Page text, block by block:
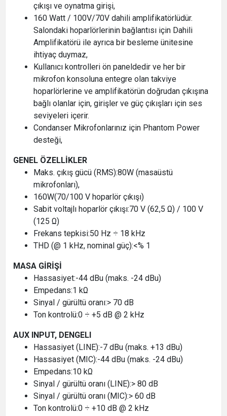
çıkışı ve oynatma girişi,
160 Watt / 100V/70V dahili amplifikatörlüdür.
Salondaki hoparlörlerinin bağlantısı için Dahili
Amplifikatörü ile ayrıca bir besleme ünitesine
ihtiyaç duymaz,
Kullanıcı kontrolleri ön paneldedir ve her bir
mikrofon konsoluna entegre olan takviye
hoparlörlerine ve amplifikatörün doğrudan çıkışına
bağlı olanlar için, girişler ve güç çıkışları için ses
seviyeleri içerir.
Condanser Mikrofonlarınız için Phantom Power
desteği,
GENEL ÖZELLİKLER
Maks. çıkış gücü (RMS):80W (masaüstü
mikrofonları),
160W(70/100 V hoparlör çıkışı)
Sabit voltajlı hoparlör çıkışı:70 V (62,5 Ω) / 100 V
(125 Ω)
Frekans tepkisi:50 Hz ÷ 18 kHz
THD (@ 1 kHz, nominal güç):<% 1
MASA GİRİŞİ
Hassasiyet:-44 dBu (maks. -24 dBu)
Empedans:1 kΩ
Sinyal / gürültü oranı:> 70 dB
Ton kontrolü:0 ÷ +5 dB @ 2 kHz
AUX INPUT, DENGELI
Hassasiyet (LINE):-7 dBu (maks. +13 dBu)
Hassasiyet (MIC):-44 dBu (maks. -24 dBu)
Empedans:10 kΩ
Sinyal / gürültü oranı (LINE):> 80 dB
Sinyal / gürültü oranı (MIC):> 60 dB
Ton kontrolü:0 ÷ +10 dB @ 2 kHz